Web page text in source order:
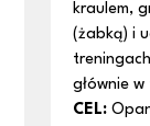
kraulem,
(żabką) i
głównie
CEL: